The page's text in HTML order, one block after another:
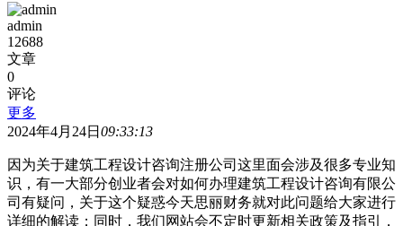
admin
12688
文章
0
评论
更多
2024年4月24日 09:33:13
因为关于建筑工程设计咨询注册公司这里面会涉及很多专业知
识，有一大部分创业者会对如何办理建筑工程设计咨询有限公
司有疑问，关于这个疑惑今天思丽财务就对此问题给大家进行
详细的解读；同时，我们网站会不定时更新相关政策及指引，